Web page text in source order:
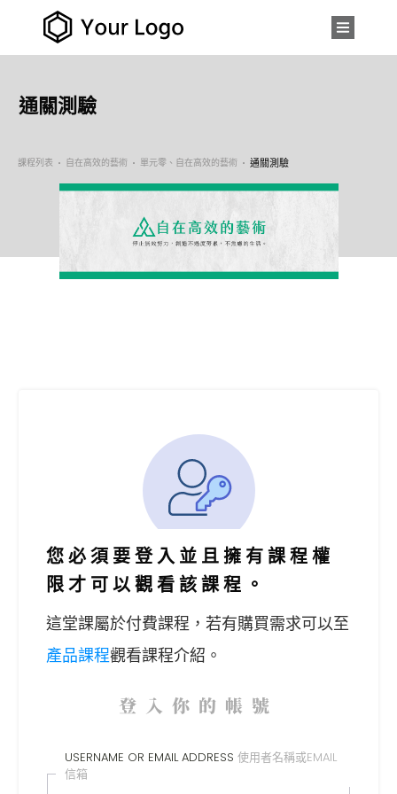
通關測驗
課程列表 自在高效的藝術 單元零、自在高效的藝術 通關測驗
您必須要登入並且擁有課程權
限才可以觀看該課程。
這堂課屬於付費課程， 若有購買需求可以至
產品課程觀看課程介紹。
登入你的帳號
USERNAME OR EMAIL ADDRESS 使用者名稱或EMAIL
信箱